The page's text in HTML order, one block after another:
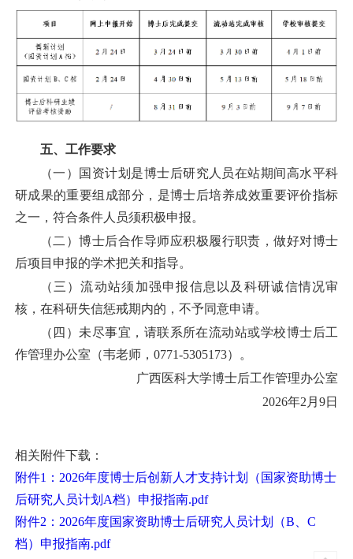
五、 工作要求
（一）
国资计划 是博士后研究人员在站期间高水平科
研成果的重要组成部分，是博士后培养成效重要评价指标
之一 ， 符合条件人员须积极申报。
（二）博士后合作导师应积极履行职责，做好对博士
后项目申报的学术把关和指导。
（三）流动站须 加强申报信息以及科研诚信情况审
核，在科研失信惩戒期内的，不予同意申请。
（四）未尽事宜，请联系所在流动站或学校博士后工
作管理办公室（韦老师， 0771-5305173）。
广西医科大学博士后工作管理办公室
2026年2 月9日
相关附件下载：
附件1：2026年度博士后创新人才支持计划（国家资助博士
后研究人员计划A档）申报指南.pdf
附件2：2026年度国家资助博士后研究人员计划（B、C
档）申报指南.pdf